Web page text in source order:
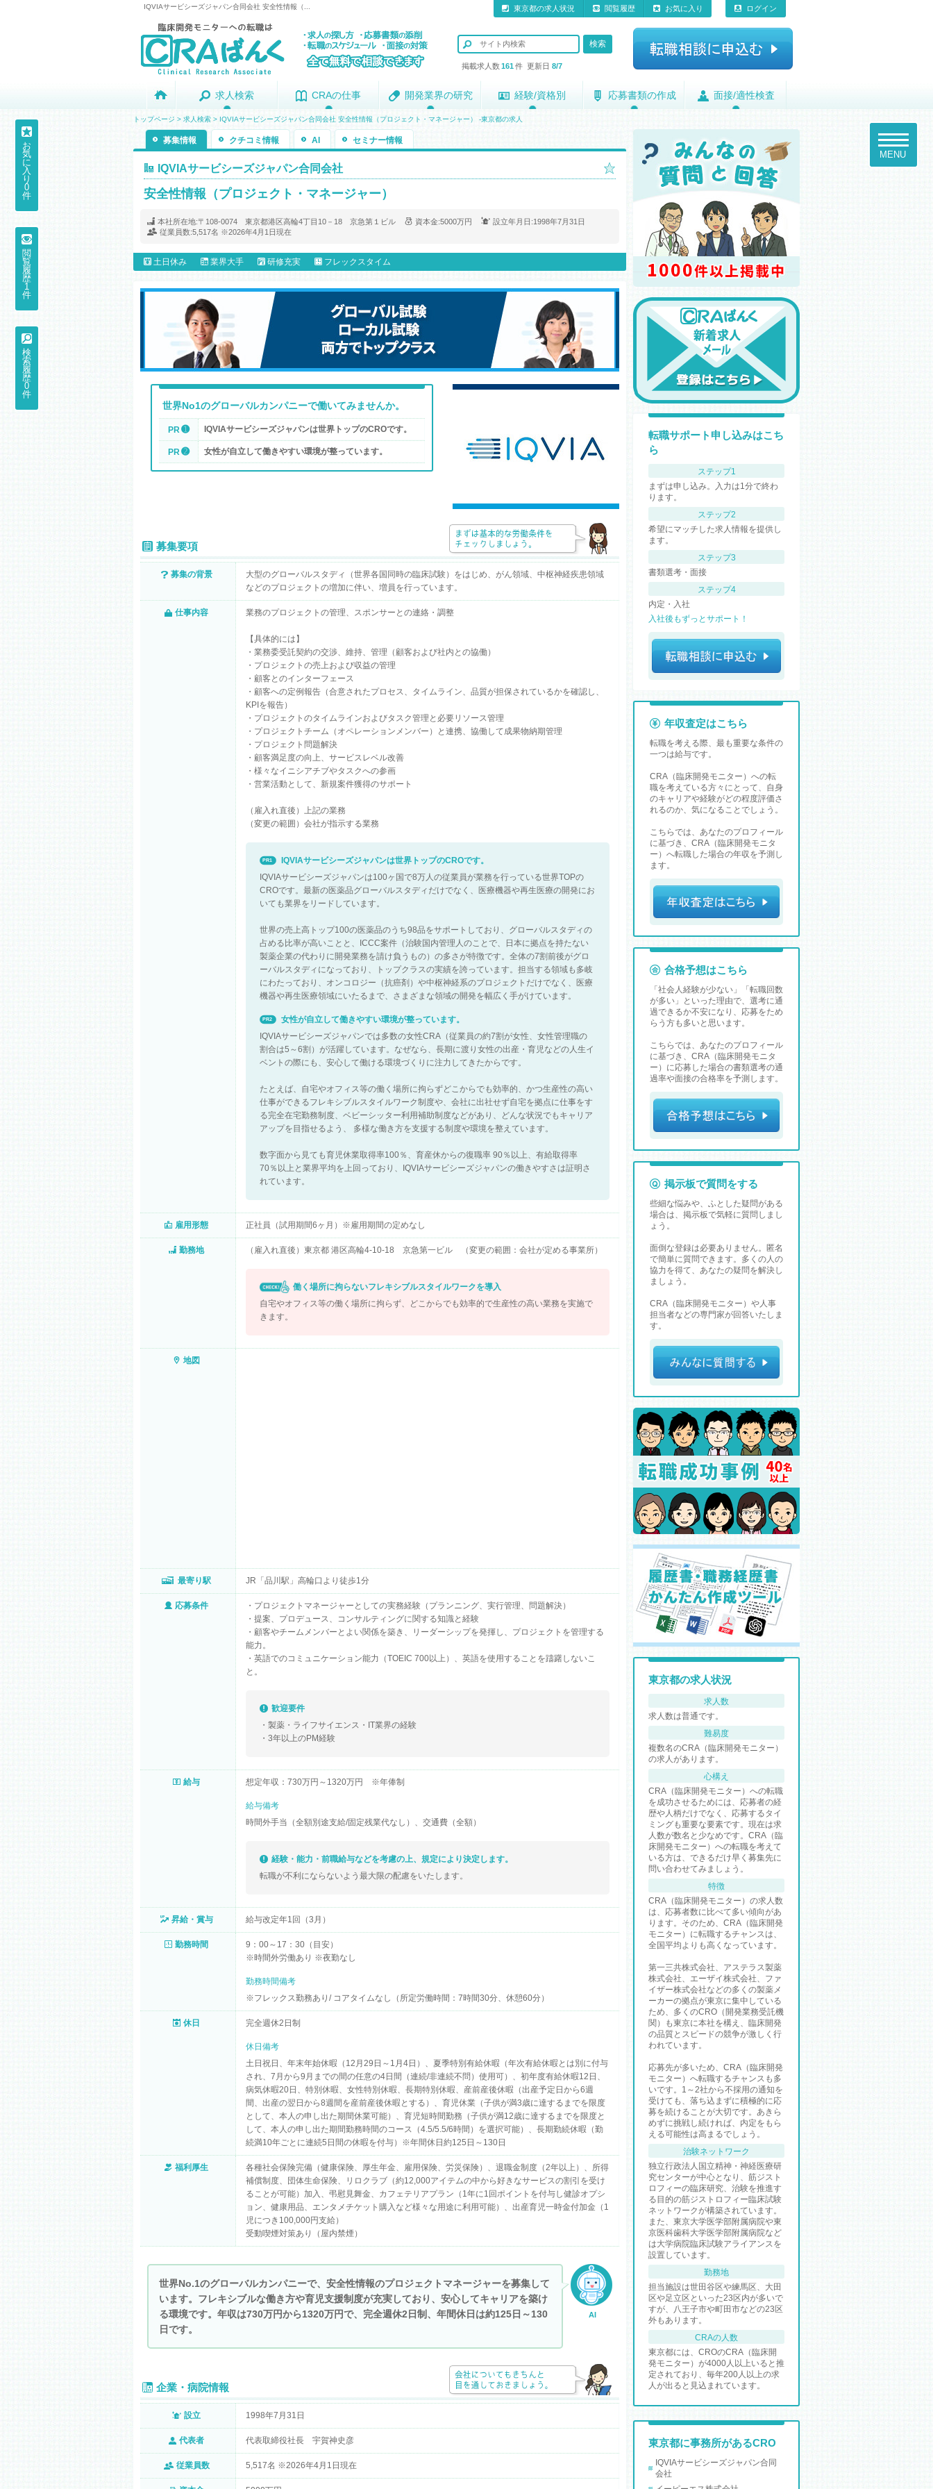
IQVIAサービシーズジャパン合同会社 安全性情報（... ログイン
東京都の求人状況 閲覧履歴 お気に入り
掲載求人数161 件 更新日 8/7
求人検索
求人検索 CRAの仕事
CRAの仕事 開発業界の研究
開発業界の研究 経験/資格別
経験/資格別 応募書類の作成
応募書類の作成 面接/適性検査
面接/適性検査
トップページ > 求人検索 > IQVIAサービシーズジャパン合同会社 安全性情報（プロジェクト・マネージャー） -東京都の求人
募集情報 クチコミ情報 AI セミナー情報
IQVIAサービシーズジャパン合同会社
安全性情報（プロジェクト・マネージャー）
本社所在地:〒108-0074 東京都港区高輪4丁目10－18 京急第１ビル 資本金:5000万円 設立年月日:1998年7月31日
従業員数:5,517名 ※2026年4月1日現在
土日休み 業界大手 研修充実 フレックスタイム
世界No1のグローバルカンパニーで働いてみませんか。
PR➊ IQVIAサービシーズジャパンは世界トップのCROです。
PR➋ 女性が自立して働きやすい環境が整っています。
募集要項
募集の背景
大型のグローバルスタディ（世界各国同時の臨床試験）をはじめ、がん領域、中枢神経疾患領域
などのプロジェクトの増加に伴い、増員を行っています。
仕事内容 業務のプロジェクトの管理、スポンサーとの連絡・調整
【具体的には】
・業務委受託契約の交渉、維持、管理（顧客および社内との協働）
・プロジェクトの売上および収益の管理
・顧客とのインターフェース
・顧客への定例報告（合意されたプロセス、タイムライン、品質が担保されているかを確認し、
KPIを報告）
・プロジェクトのタイムラインおよびタスク管理と必要リソース管理
・プロジェクトチーム（オペレーションメンバー）と連携、協働して成果物納期管理
・プロジェクト問題解決
・顧客満足度の向上、サービスレベル改善
・様々なイニシアチブやタスクへの参画
・営業活動として、新規案件獲得のサポート
（雇入れ直後）上記の業務
（変更の範囲）会社が指示する業務
PR1
IQVIAサービシーズジャパンは世界トップのCROです。
IQVIAサービシーズジャパンは100ヶ国で8万人の従業員が業務を行っている世界TOPの
CROです。最新の医薬品グローバルスタディだけでなく、医療機器や再生医療の開発にお
いても業界をリードしています。
世界の売上高トップ100の医薬品のうち98品をサポートしており、グローバルスタディの
占める比率が高いことと、ICCC案件（治験国内管理人のことで、日本に拠点を持たない
製薬企業の代わりに開発業務を請け負うもの）の多さが特徴です。全体の7割前後がグロ
ーバルスタディになっており、トップクラスの実績を誇っています。担当する領域も多岐
にわたっており、オンコロジー（抗癌剤）や中枢神経系のプロジェクトだけでなく、医療
機器や再生医療領域にいたるまで、さまざまな領域の開発を幅広く手がけています。
PR2
女性が自立して働きやすい環境が整っています。
IQVIAサービシーズジャパンでは多数の女性CRA（従業員の約7割が女性、女性管理職の
割合は5～6割）が活躍しています。なぜなら、長期に渡り女性の出産・育児などの人生イ
ベントの際にも、安心して働ける環境づくりに注力してきたからです。
たとえば、自宅やオフィス等の働く場所に拘らずどこからでも効率的、かつ生産性の高い
仕事ができるフレキシブルスタイルワーク制度や、会社に出社せず自宅を拠点に仕事をす
る完全在宅勤務制度、ベビーシッター利用補助制度などがあり、どんな状況でもキャリア
アップを目指せるよう、 多様な働き方を支援する制度や環境を整えています。
数字面から見ても育児休業取得率100％、育産休からの復職率 90％以上、有給取得率
70％以上と業界平均を上回っており、IQVIAサービシーズジャパンの働きやすさは証明さ
れています。
雇用形態 正社員（試用期間6ヶ月）※雇用期間の定めなし
勤務地 （雇入れ直後）東京都 港区高輪4-10-18 京急第一ビル （変更の範囲：会社が定める事業所）
働く場所に拘らないフレキシブルスタイルワークを導入
自宅やオフィス等の働く場所に拘らず、どこからでも効率的で生産性の高い業務を実施で
きます。
地図
最寄り駅 JR「品川駅」高輪口より徒歩1分
応募条件
・プロジェクトマネージャーとしての実務経験（プランニング、実行管理、問題解決）
・提案、プロデュース、コンサルティングに関する知識と経験
・顧客やチームメンバーとよい関係を築き、リーダーシップを発揮し、プロジェクトを管理する
能力。
・英語でのコミュニケーション能力（TOEIC 700以上）、英語を使用することを躊躇しないこ
と。
歓迎要件
・製薬・ライフサイエンス・IT業界の経験
・3年以上のPM経験
給与 想定年収：730万円～1320万円 ※年俸制
給与備考
時間外手当（全額別途支給/固定残業代なし）、交通費（全額）
経験・能力・前職給与などを考慮の上、規定により決定します。
転職が不利にならないよう最大限の配慮をいたします。
昇給・賞与 給与改定年1回（3月）
勤務時間
9：00～17：30（目安）
※時間外労働あり ※夜勤なし
勤務時間備考
※フレックス勤務あり/ コアタイムなし（所定労働時間：7時間30分、休憩60分）
休日 完全週休2日制
休日備考
土日祝日、年末年始休暇（12月29日～1月4日）、夏季特別有給休暇（年次有給休暇とは別に付与
され、7月から9月までの間の任意の4日間（連続/非連続不問）使用可）、初年度有給休暇12日、
病気休暇20日、特別休暇、女性特別休暇、長期特別休暇、産前産後休暇（出産予定日から6週
間、出産の翌日から8週間を産前産後休暇とする）、育児休業（子供が満3歳に達するまでを限度
として、本人の申し出た期間休業可能）、育児短時間勤務（子供が満12歳に達するまでを限度と
して、本人の申し出た期間勤務時間のコース（4.5/5.5/6時間）を選択可能）、長期勤続休暇（勤
続満10年ごとに連続5日間の休暇を付与）※年間休日約125日～130日
福利厚生
各種社会保険完備（健康保険、厚生年金、雇用保険、労災保険）、退職金制度（2年以上）、所得
補償制度、団体生命保険、リロクラブ（約12,000アイテムの中から好きなサービスの割引を受け
ることが可能）加入、弔慰見舞金、カフェテリアプラン（1年に1回ポイントを付与し健診オプシ
ョン、健康用品、エンタメチケット購入など様々な用途に利用可能）、出産育児一時金付加金（1
児につき100,000円支給）
受動喫煙対策あり（屋内禁煙）
AI
世界No.1のグローバルカンパニーで、安全性情報のプロジェクトマネージャーを募集して
います。フレキシブルな働き方や育児支援制度が充実しており、安心してキャリアを築け
る環境です。年収は730万円から1320万円で、完全週休2日制、年間休日は約125日～130
日です。
企業・病院情報
設立 1998年7月31日
代表者 代表取締役社長 宇賀神史彦
従業員数 5,517名 ※2026年4月1日現在
転職サポート申し込みはこち
ら
ステップ1
まずは申し込み。入力は1分で終わ
ります。
ステップ2
希望にマッチした求人情報を提供し
ます。
ステップ3
書類選考・面接
ステップ4
内定・入社
入社後もずっとサポート！
年収査定はこちら
転職を考える際、最も重要な条件の
一つは給与です。
CRA（臨床開発モニター）への転
職を考えている方々にとって、自身
のキャリアや経験がどの程度評価さ
れるのか、気になることでしょう。
こちらでは、あなたのプロフィール
に基づき、CRA（臨床開発モニタ
ー）へ転職した場合の年収を予測し
ます。
合格予想はこちら
「社会人経験が少ない」「転職回数
が多い」といった理由で、選考に通
過できるか不安になり、応募をため
らう方も多いと思います。
こちらでは、あなたのプロフィール
に基づき、CRA（臨床開発モニタ
ー）に応募した場合の書類選考の通
過率や面接の合格率を予測します。
掲示板で質問をする
些細な悩みや、ふとした疑問がある
場合は、掲示板で気軽に質問しまし
ょう。
面倒な登録は必要ありません。匿名
で簡単に質問できます。多くの人の
協力を得て、あなたの疑問を解決し
ましょう。
CRA（臨床開発モニター）や人事
担当者などの専門家が回答いたしま
す。
東京都の求人状況
求人数
求人数は普通です。
難易度
複数名のCRA（臨床開発モニター）
の求人があります。
心構え
CRA（臨床開発モニター）への転職
を成功させるためには、応募者の経
歴や人柄だけでなく、応募するタイ
ミングも重要な要素です。現在は求
人数が数名と少なめです。CRA（臨
床開発モニター）への転職を考えて
いる方は、できるだけ早く募集先に
問い合わせてみましょう。
特徴
CRA（臨床開発モニター）の求人数
は、応募者数に比べて多い傾向があ
ります。そのため、CRA（臨床開発
モニター）に転職するチャンスは、
全国平均よりも高くなっています。
第一三共株式会社、アステラス製薬
株式会社、エーザイ株式会社、ファ
イザー株式会社などの多くの製薬メ
ーカーの拠点が東京に集中している
ため、多くのCRO（開発業務受託機
関）も東京に本社を構え、臨床開発
の品質とスピードの競争が激しく行
われています。
応募先が多いため、CRA（臨床開発
モニター）へ転職するチャンスも多
いです。1～2社から不採用の通知を
受けても、落ち込まずに積極的に応
募を続けることが大切です。あきら
めずに挑戦し続ければ、内定をもら
える可能性は高まるでしょう。
治験ネットワーク
独立行政法人国立精神・神経医療研
究センターが中心となり、筋ジスト
ロフィーの臨床研究、治験を推進す
る目的の筋ジストロフィー臨床試験
ネットワークが構築されています。
また、東京大学医学部附属病院や東
京医科歯科大学医学部附属病院など
は大学病院臨床試験アライアンスを
設置しています。
勤務地
担当施設は世田谷区や練馬区、大田
区や足立区といった23区内が多いで
すが、八王子市や町田市などの23区
外もあります。
CRAの人数
東京都には、CROのCRA（臨床開
発モニター）が4000人以上いると推
定されており、毎年200人以上の求
人が出ると見込まれています。
東京都に事務所があるCRO
IQVIAサービシーズジャパン合同
会社
お
気
に
入
り
0
件
閲
覧
履
歴
1
件
検
索
履
歴
0
件
toggle
navigation
MENU